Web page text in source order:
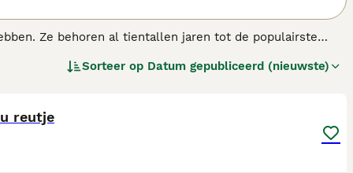
Ze behoren al tientallen jaren tot de populairste
als appartementen.
Sorteer op Datum gepubliceerd (nieuwste)
reutje